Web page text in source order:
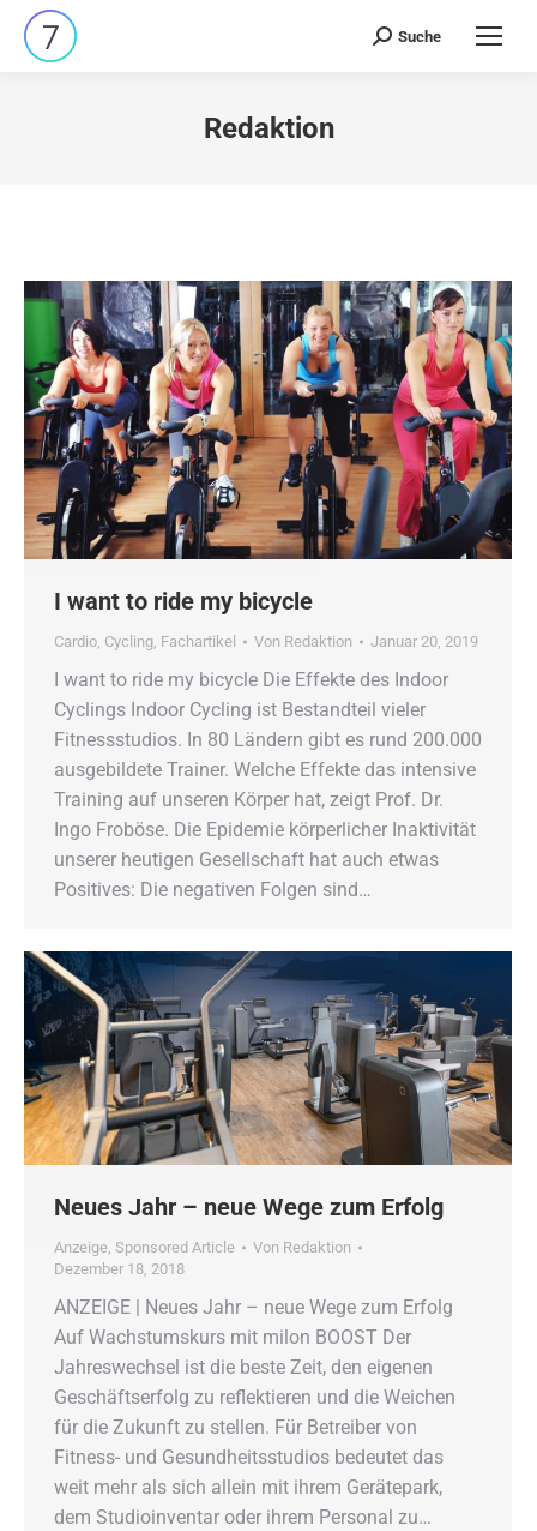
Search:
Suche
Redaktion
I want to ride my bicycle
Cardio Cycling Fachartikel Von Redaktion Januar 20, 2019
I want to ride my bicycle Die Effekte des Indoor
Cyclings Indoor Cycling ist Bestandteil vieler
Fitnessstudios. In 80 Ländern gibt es rund 200.000
ausgebildete Trainer. Welche Effekte das intensive
Training auf unseren Körper hat, zeigt Prof. Dr.
Ingo Froböse. Die Epidemie körperlicher Inaktivität
unserer heutigen Gesellschaft hat auch etwas
Positives: Die negativen Folgen sind…
Neues Jahr – neue Wege zum Erfolg
Anzeige, Sponsored Article Von Redaktion
Dezember 18, 2018
ANZEIGE | Neues Jahr – neue Wege zum Erfolg
Auf Wachstumskurs mit milon BOOST Der
Jahreswechsel ist die beste Zeit, den eigenen
Geschäftserfolg zu reflektieren und die Weichen
für die Zukunft zu stellen. Für Betreiber von
Fitness- und Gesundheitsstudios bedeutet das
weit mehr als sich allein mit ihrem Gerätepark,
dem Studioinventar oder ihrem Personal zu…